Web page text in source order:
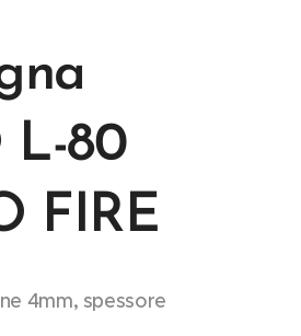
L-80
FIRE
4mm, spessore